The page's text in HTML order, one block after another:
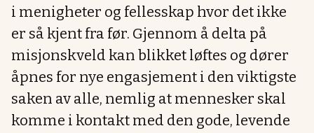
i menigheter og fellesskap hvor det ikke
er så kjent fra før. Gjennom å delta på
misjonskveld kan blikket løftes og dører
åpnes for nye engasjement i den viktigste
saken av alle, nemlig at mennesker skal
komme i kontakt med den gode, levende